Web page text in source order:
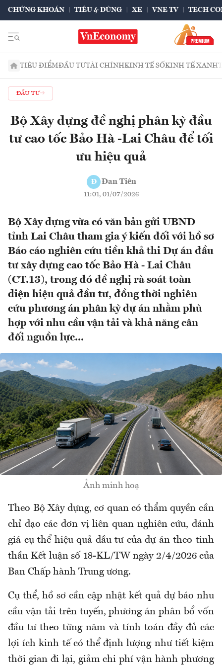
CHỨNG KHOÁN TIÊU & DÙNG XE VNE TV TECH
TIÊU ĐIỂMĐẦU TƯTÀI CHÍNHKINH TẾ SỐKINH TẾ XANH
ĐẦU TƯ
Bộ Xây dựng đề nghị phân kỳ đầu
tư cao tốc Bảo Hà -Lai Châu để tối
ưu hiệu quả
Đ Đan Tiên
11:01, 01/07/2026
Bộ Xây dựng vừa có văn bản gửi UBND
tỉnh Lai Châu tham gia ý kiến đối với hồ sơ
Báo cáo nghiên cứu tiền khả thi Dự án đầu
tư xây dựng cao tốc Bảo Hà - Lai Châu
(CT.13), trong đó đề nghị rà soát toàn
diện hiệu quả đầu tư, đồng thời nghiên
cứu phương án phân kỳ dự án nhằm phù
hợp với nhu cầu vận tải và khả năng cân
đối nguồn lực...
Ảnh minh hoạ
Theo Bộ Xây dựng, cơ quan có thẩm quyền cần
chỉ đạo các đơn vị liên quan nghiên cứu, đánh
giá cụ thể hiệu quả đầu tư của dự án theo tinh
thần Kết luận số 18-KL/TW ngày 2/4/2026 của
Ban Chấp hành Trung ương.
Cụ thể, hồ sơ cần cập nhật kết quả dự báo nhu
cầu vận tải trên tuyến, phương án phân bổ vốn
đầu tư theo từng năm và tính toán đầy đủ các
lợi ích kinh tế có thể định lượng như tiết kiệm
thời gian đi lại, giảm chi phí vận hành phương